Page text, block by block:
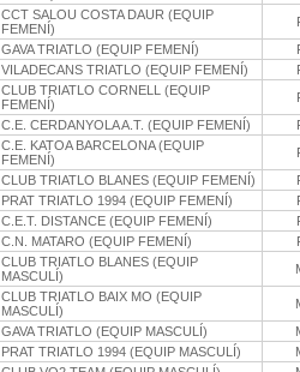
CCT SALOU COSTA DAUR (EQUIP
FEMENÍ)
GAVA TRIATLO (EQUIP FEMENÍ)
VILADECANS TRIATLO (EQUIP FEMENÍ)
CLUB TRIATLO CORNELL (EQUIP
FEMENÍ)
C.E. CERDANYOLA A.T. (EQUIP FEMENÍ)
C.E. KATOA BARCELONA (EQUIP
FEMENÍ)
CLUB TRIATLO BLANES (EQUIP FEMENÍ)
PRAT TRIATLO 1994 (EQUIP FEMENÍ)
C.E.T. DISTANCE (EQUIP FEMENÍ)
C.N. MATARO (EQUIP FEMENÍ)
CLUB TRIATLO BLANES (EQUIP
MASCULÍ)
CLUB TRIATLO BAIX MO (EQUIP
MASCULÍ)
GAVA TRIATLO (EQUIP MASCULÍ)
PRAT TRIATLO 1994 (EQUIP MASCULÍ)